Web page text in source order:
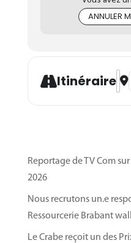
ANNULER
Itinéraire
Reportage de TV Com
2026
Nous recrutons un.e
Ressourcerie Brabant
Le Crabe reçoit un des